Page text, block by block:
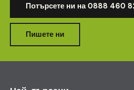
Потърсете ни на 0888 460
Пишете ни